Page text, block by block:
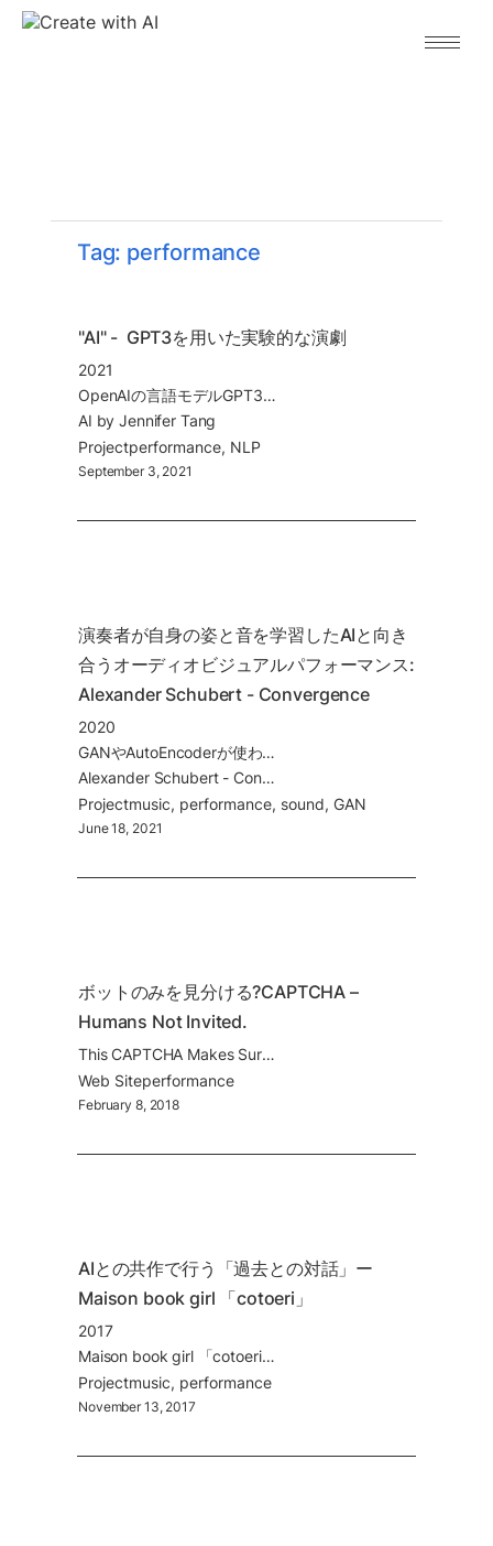
Tag: performance
"AI" -  GPT3を用いた実験的な演劇
2021
OpenAIの言語モデルGPT3を用いた即興劇。ロンドンの劇場での公演。
AI by Jennifer Tang
Projectperformance NLP
September 3, 2021
演奏者が自身の姿と音を学習したAIと向き
合うオーディオビジュアルパフォーマンス:
Alexander Schubert - Convergence
2020
GANやAutoEncoderが使われている。2021年のアルスエレクトロニカ Digital Musics & Sound Art 部門のゴールデンニカ(最優秀賞)。
Alexander Schubert - Convergence (2020)
Projectmusic performance sound GAN
June 18, 2021
ボットのみを見分ける?CAPTCHA –
Humans Not Invited.
This CAPTCHA Makes Sure You're A Robot. Yes, You Read That Right
Web Siteperformance
February 8, 2018
AIとの共作で行う「過去との対話」ー
Maison book girl 「cotoeri」
2017
Maison book girl 「cotoeri」
Projectmusic performance
November 13, 2017